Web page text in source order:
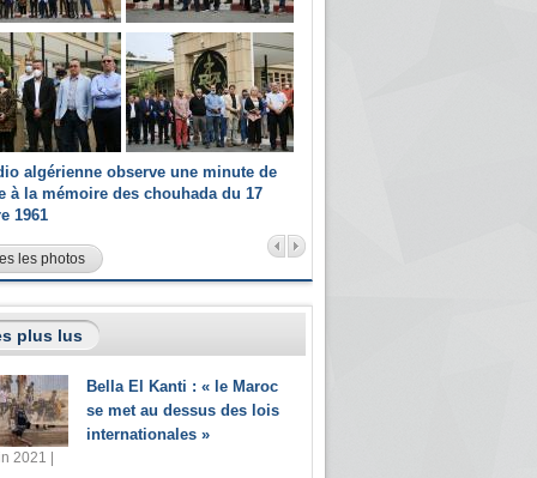
algérienne observe une minute de
à la mémoire des chouhada du 17
1961
les photos
plus lus
Bella El Kanti : « le Maroc
se met au dessus des lois
internationales »
2021 |